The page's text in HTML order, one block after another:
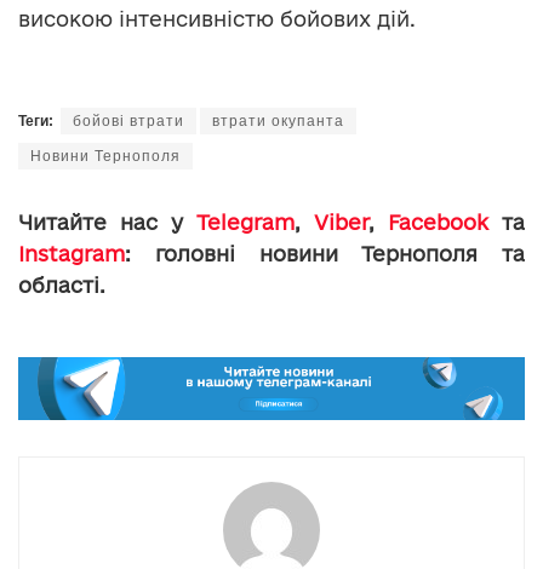
високою інтенсивністю бойових дій.
Теги: бойові втрати втрати окупанта
Новини Тернополя
Читайте нас у Telegram, Viber, Facebookта
Instagram: головні новини Тернополя та
області.